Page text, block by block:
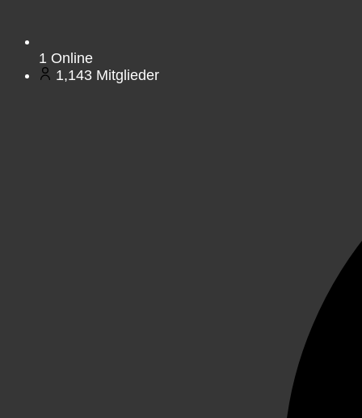
1 Online
1,143 Mitglieder